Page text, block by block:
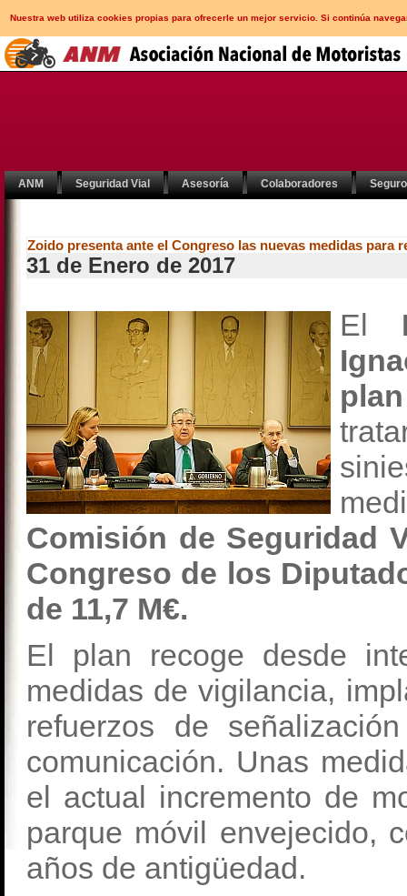
Nuestra web utiliza cookies propias para ofrecerle un mejor servicio. Si continúa
ANM Seguridad Vial Asesoría Colaboradores
Zoido presenta ante el Congreso las nuevas medidas para
31 de Enero de 2017
El
Comisión de Seguridad
Congreso de los
de 11,7 M€.
El plan recoge desde
medidas de vigilancia,
refuerzos de
comunicación. Unas
el actual incremento de
parque móvil envejecido,
años de antigüedad.